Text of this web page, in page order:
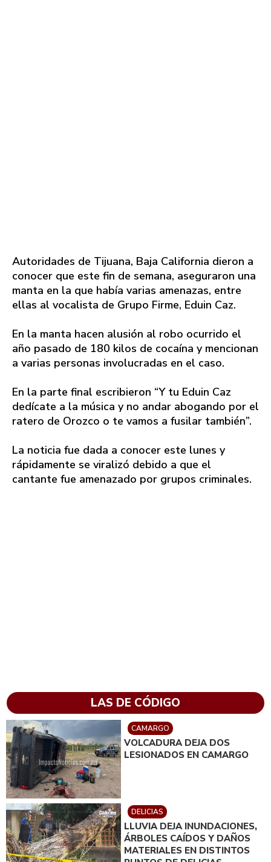
Autoridades de Tijuana, Baja California dieron a
conocer que este fin de semana, aseguraron una
manta en la que había varias amenazas, entre
ellas al vocalista de Grupo Firme, Eduin Caz.
En la manta hacen alusión al robo ocurrido el
año pasado de 180 kilos de cocaína y mencionan
a varias personas involucradas en el caso.
En la parte final escribieron “Y tu Eduin Caz
dedícate a la música y no andar abogando por el
ratero de Orozco o te vamos a fusilar también”.
La noticia fue dada a conocer este lunes y
rápidamente se viralizó debido a que el
cantante fue amenazado por grupos criminales.
LAS DE CÓDIGO
CAMARGO
VOLCADURA DEJA DOS
LESIONADOS EN CAMARGO
DELICIAS
LLUVIA DEJA INUNDACIONES,
ÁRBOLES CAÍDOS Y DAÑOS
MATERIALES EN DISTINTOS